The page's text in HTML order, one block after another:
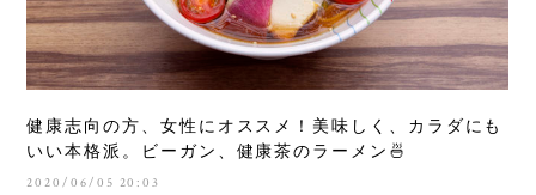
健康志向の方、女性にオススメ！美味しく、カラダにも
いい本格派。ビーガン、健康茶のラーメン🍜
2020/06/05 20:03